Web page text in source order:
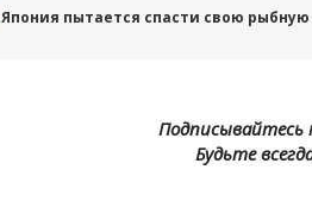
Япония пытается спасти свою
Подписывайтесь
Будьте